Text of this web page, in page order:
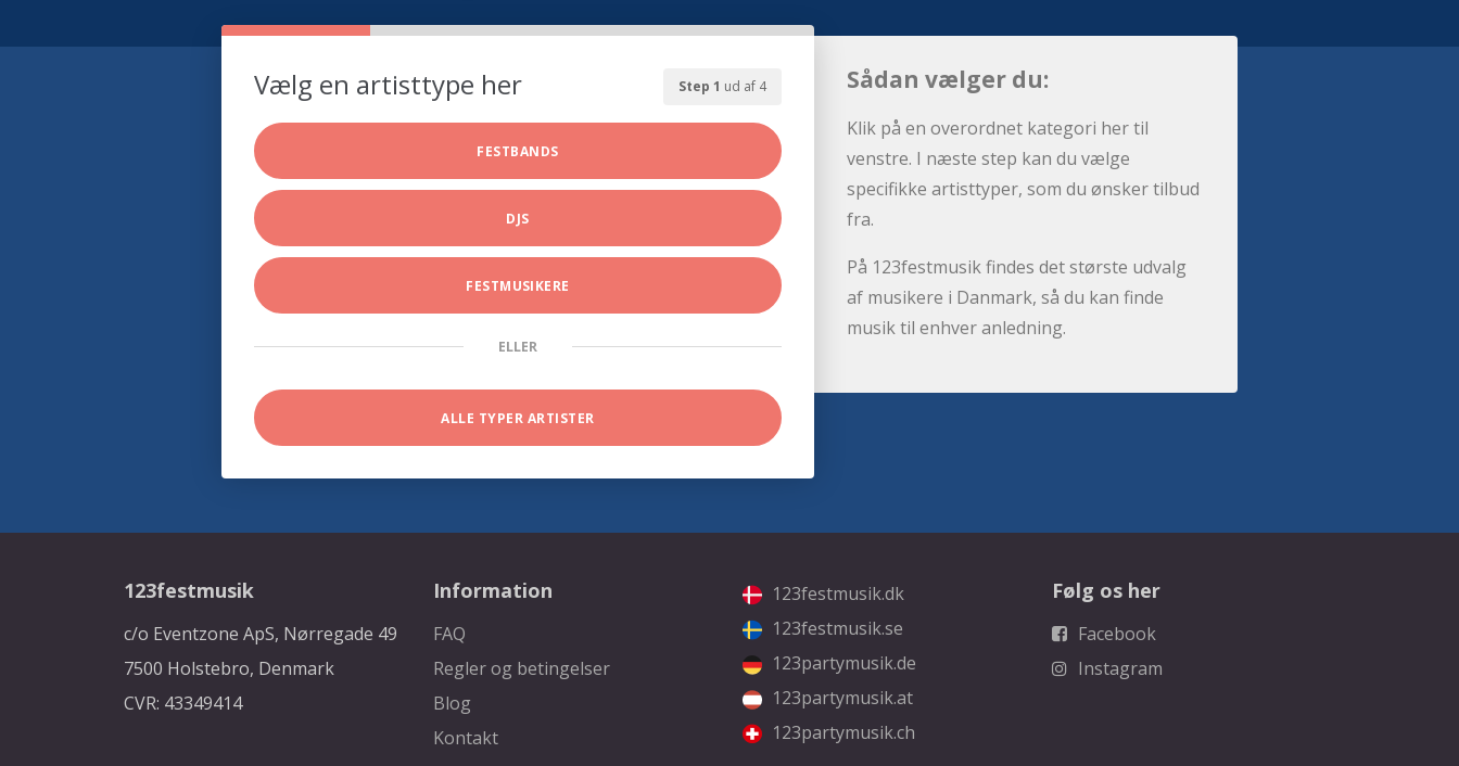
Step 1 ud af 4
Vælg en artisttype her
FESTBANDS
DJS
FESTMUSIKERE
ELLER
ALLE TYPER ARTISTER
Sådan vælger du:
Klik på en overordnet kategori her til
venstre. I næste step kan du vælge
specifikke artisttyper, som du ønsker tilbud
fra.
På 123festmusik findes det største udvalg
af musikere i Danmark, så du kan finde
musik til enhver anledning.
123festmusik
c/o Eventzone ApS, Nørregade 49
7500 Holstebro, Denmark
CVR: 43349414
Information
FAQ
Regler og betingelser
Blog
Kontakt
123festmusik.dk
123festmusik.se
123partymusik.de
123partymusik.at
123partymusik.ch
Følg os her
Facebook
Instagram